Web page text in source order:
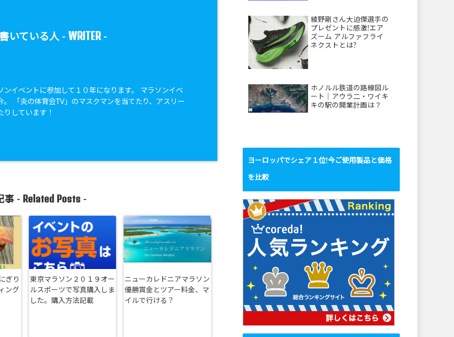
いている人 - WRITER-
ンイベントに参加して１０年になります。 マラソンイベ
。 「炎の体育会TV」のマスクマンを当てたり、アスリー
りしています！
事 - Related Posts-
ぎり
ング
東京マラソン２０１９オー
ルスポーツで写真購入しま
した。購入方法記載
ニューカレドニアマラソン
優勝賞金とツアー料金、マ
イルで行ける？
綾野剛さん大迫傑選手の
プレゼントに感激!エア
ズーム アルファフライ
ネクストとは?
ホノルル鉄道の路線図ル
ート｜アウラ二・ワイキ
キの駅の開業計画は？
ヨーロッパでシェア１位!今ご使用製品と価格
を比較